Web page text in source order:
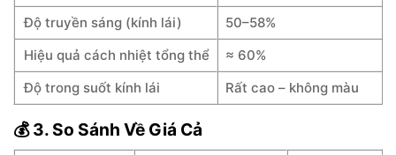
Độ truyền sáng (kính lái)
50–58%
Hiệu quả cách nhiệt tổng thể
≈ 60%
Độ trong suốt kính lái
Rất cao – không màu
💰 3. So Sánh Về Giá Cả